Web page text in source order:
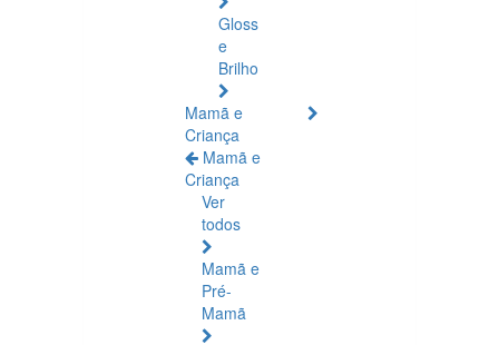
Gloss
e
Brilho
Mamã e
Criança
Mamã e
Criança
Ver
todos
Mamã e
Pré-
Mamã